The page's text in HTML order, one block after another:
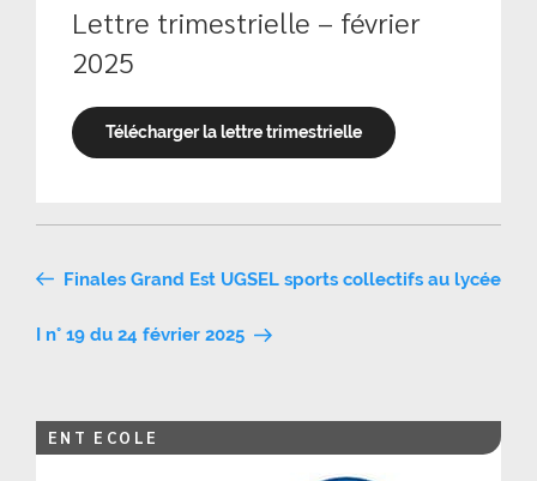
Lettre trimestrielle – février
2025
Télécharger la lettre trimestrielle
Navigation
de
Finales Grand Est UGSEL sports collectifs au lycée
I n° 19 du 24 février 2025
ENT ECOLE